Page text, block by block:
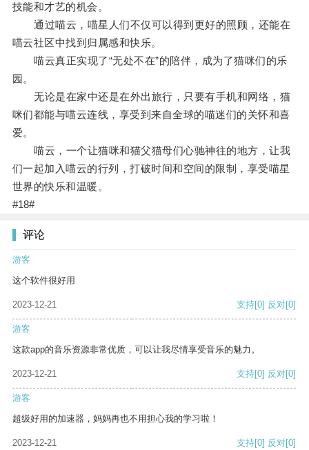
技能和才艺的机会。
通过喵云，喵星人们不仅可以得到更好的照顾，还能在
喵云社区中找到归属感和快乐。
喵云真正实现了“无处不在”的陪伴，成为了猫咪们的乐
园。
无论是在家中还是在外出旅行，只要有手机和网络，猫
咪们都能与喵云连线，享受到来自全球的喵迷们的关怀和喜
爱。
喵云，一个让猫咪和猫父猫母们心驰神往的地方，让我
们一起加入喵云的行列，打破时间和空间的限制，享受喵星
世界的快乐和温暖。
#18#
评论
游客
这个软件很好用
2023-12-21 支持[0] 反对[0]
游客
这款app的音乐资源非常优质，可以让我尽情享受音乐的魅力。
2023-12-21 支持[0] 反对[0]
游客
超级好用的加速器，妈妈再也不用担心我的学习啦！
2023-12-21 支持[0] 反对[0]